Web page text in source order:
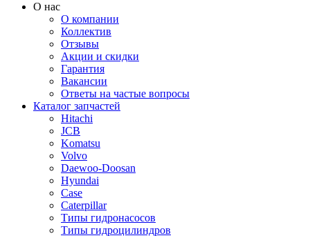
О нас
О компании
Коллектив
Отзывы
Акции и скидки
Гарантия
Вакансии
Ответы на частые вопросы
Каталог запчастей
Hitachi
JCB
Komatsu
Volvo
Daewoo-Doosan
Hyundai
Case
Caterpillar
Типы гидронасосов
Типы гидроцилиндров